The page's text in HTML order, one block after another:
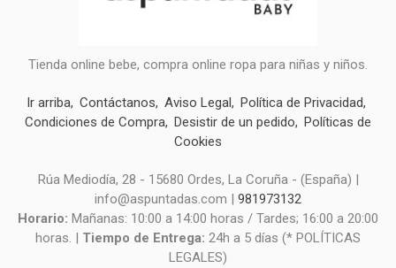
Tienda online bebe, compra online ropa para niñas y niños.
Ir arriba Contáctanos Aviso Legal
Política de Privacidad
Condiciones de Compra Desistir de un pedido
Políticas de
Cookies
Rúa Mediodía, 28 - 15680 Ordes, La Coruña - (España) |
info@aspuntadas.com | 981973132
Horario: Mañanas: 10:00 a 14:00 horas / Tardes; 16:00 a 20:00
horas. | Tiempo de Entrega: 24h a 5 días (* POLÍTICAS
LEGALES)